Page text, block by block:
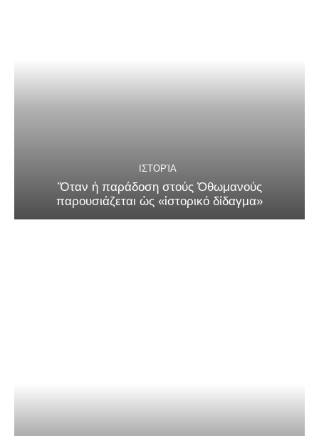
ΙΣΤΟΡΊΑ
Ὅταν ἡ παράδοση στούς Ὀθωμανούς
παρουσιάζεται ὡς «ἱστορικό δίδαγμα»